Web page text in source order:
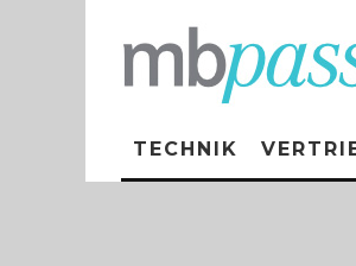
TECHNIK